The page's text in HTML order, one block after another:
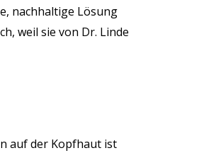
nachhaltige Lösung
weil sie von Dr. Linde
auf der Kopfhaut ist